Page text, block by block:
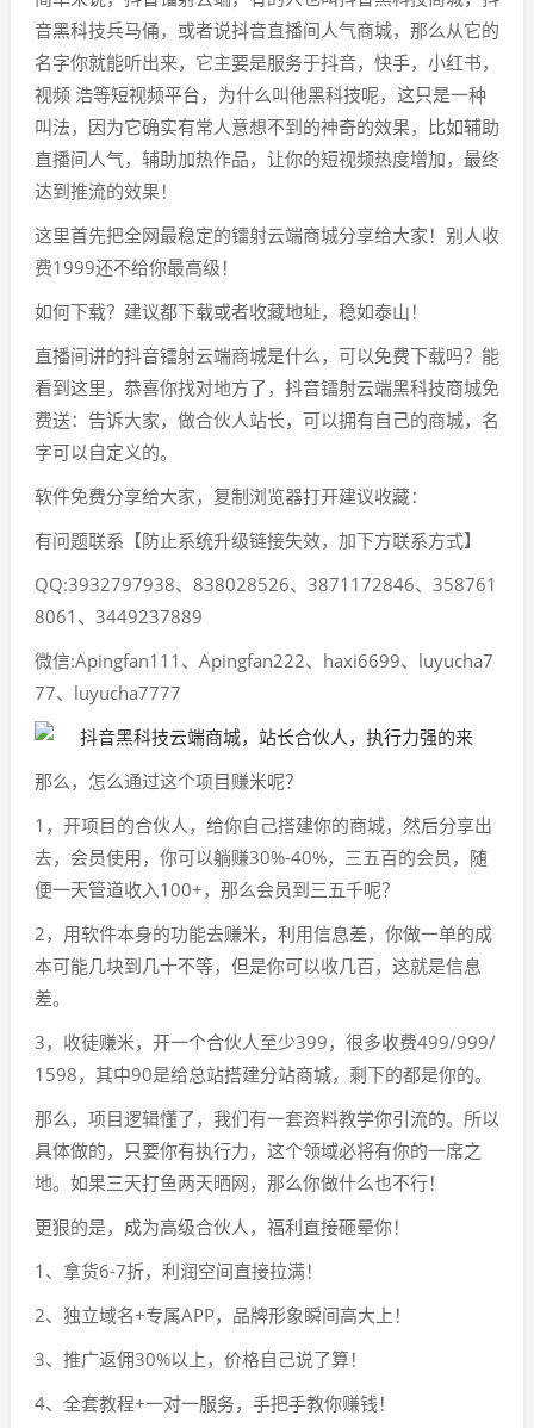
音黑科技兵马俑，或者说抖音直播间人气商城，那么从它的
名字你就能听出来，它主要是服务于抖音，快手，小红书，
视频 浩等短视频平台，为什么叫他黑科技呢，这只是一种
叫法，因为它确实有常人意想不到的神奇的效果，比如辅助
直播间人气，辅助加热作品，让你的短视频热度增加，最终
达到推流的效果！
这里首先把全网最稳定的镭射云端商城分享给大家！别人收
费1999还不给你最高级！
如何下载？建议都下载或者收藏地址，稳如泰山！
直播间讲的抖音镭射云端商城是什么，可以免费下载吗？能
看到这里，恭喜你找对地方了，抖音镭射云端黑科技商城免
费送：告诉大家，做合伙人站长，可以拥有自己的商城，名
字可以自定义的。
软件免费分享给大家，复制浏览器打开建议收藏：
有问题联系【防止系统升级链接失效，加下方联系方式】
QQ:3932797938、838028526、3871172846、358761
8061、3449237889
微信:Apingfan111、Apingfan222、haxi6699、luyucha7
77、luyucha7777
那么，怎么通过这个项目赚米呢？
1，开项目的合伙人，给你自己搭建你的商城，然后分享出
去，会员使用，你可以躺赚30%-40%，三五百的会员，随
便一天管道收入100+，那么会员到三五千呢？
2，用软件本身的功能去赚米，利用信息差，你做一单的成
本可能几块到几十不等，但是你可以收几百，这就是信息
差。
3，收徒赚米，开一个合伙人至少399，很多收费499/999/
1598，其中90是给总站搭建分站商城，剩下的都是你的。
那么，项目逻辑懂了，我们有一套资料教学你引流的。所以
具体做的，只要你有执行力，这个领域必将有你的一席之
地。如果三天打鱼两天晒网，那么你做什么也不行！
更狠的是，成为高级合伙人，福利直接砸晕你！
1、拿货6-7折，利润空间直接拉满！
2、独立域名+专属APP，品牌形象瞬间高大上！
3、推广返佣30%以上，价格自己说了算！
4、全套教程+一对一服务，手把手教你赚钱！